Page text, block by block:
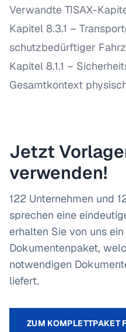
Verwandte TISAX-
Kapitel 8.3.1 –
schutzbedürftiger
Kapitel 8.1.1 –
Gesamtkontext
Jetzt
verwenden!
122 Unternehmen und
sprechen eine
erhalten Sie von uns
Dokumentenpaket,
notwendigen
liefert.
ZUM KOMPLETTPAKET